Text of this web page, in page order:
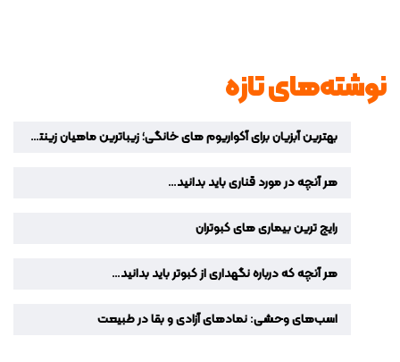
نوشته‌های تازه
بهترین آبزیان برای آکواریوم‌ های خانگی؛ زیباترین ماهیان زینتی برای دکوراسیون منزل
هر آنچه در مورد قناری باید بدانید…
رایج ترین بیماری های کبوتران
هر آنچه که درباره نگهداری از کبوتر باید بدانید…
اسب‌های وحشی: نمادهای آزادی و بقا در طبیعت